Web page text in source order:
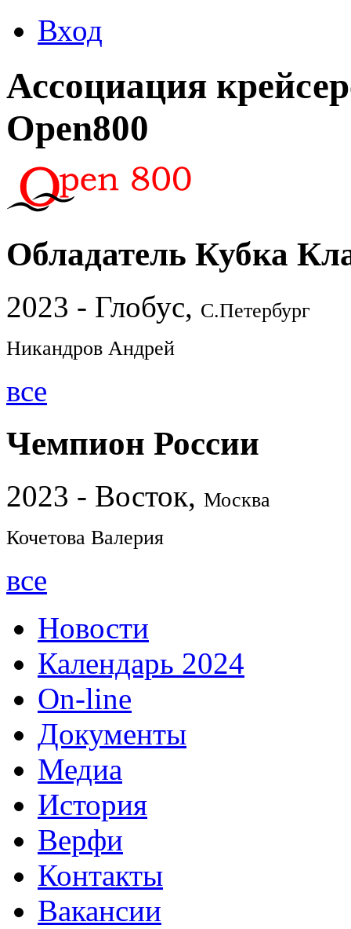
Вход
Ассоциация
Open800
Обладатель Кубка
2023 - Глобус, С.Петербург
Никандров Андрей
все
Чемпион России
2023 - Восток, Москва
Кочетова Валерия
все
Новости
Календарь 2024
On-line
Документы
Медиа
История
Верфи
Контакты
Вакансии